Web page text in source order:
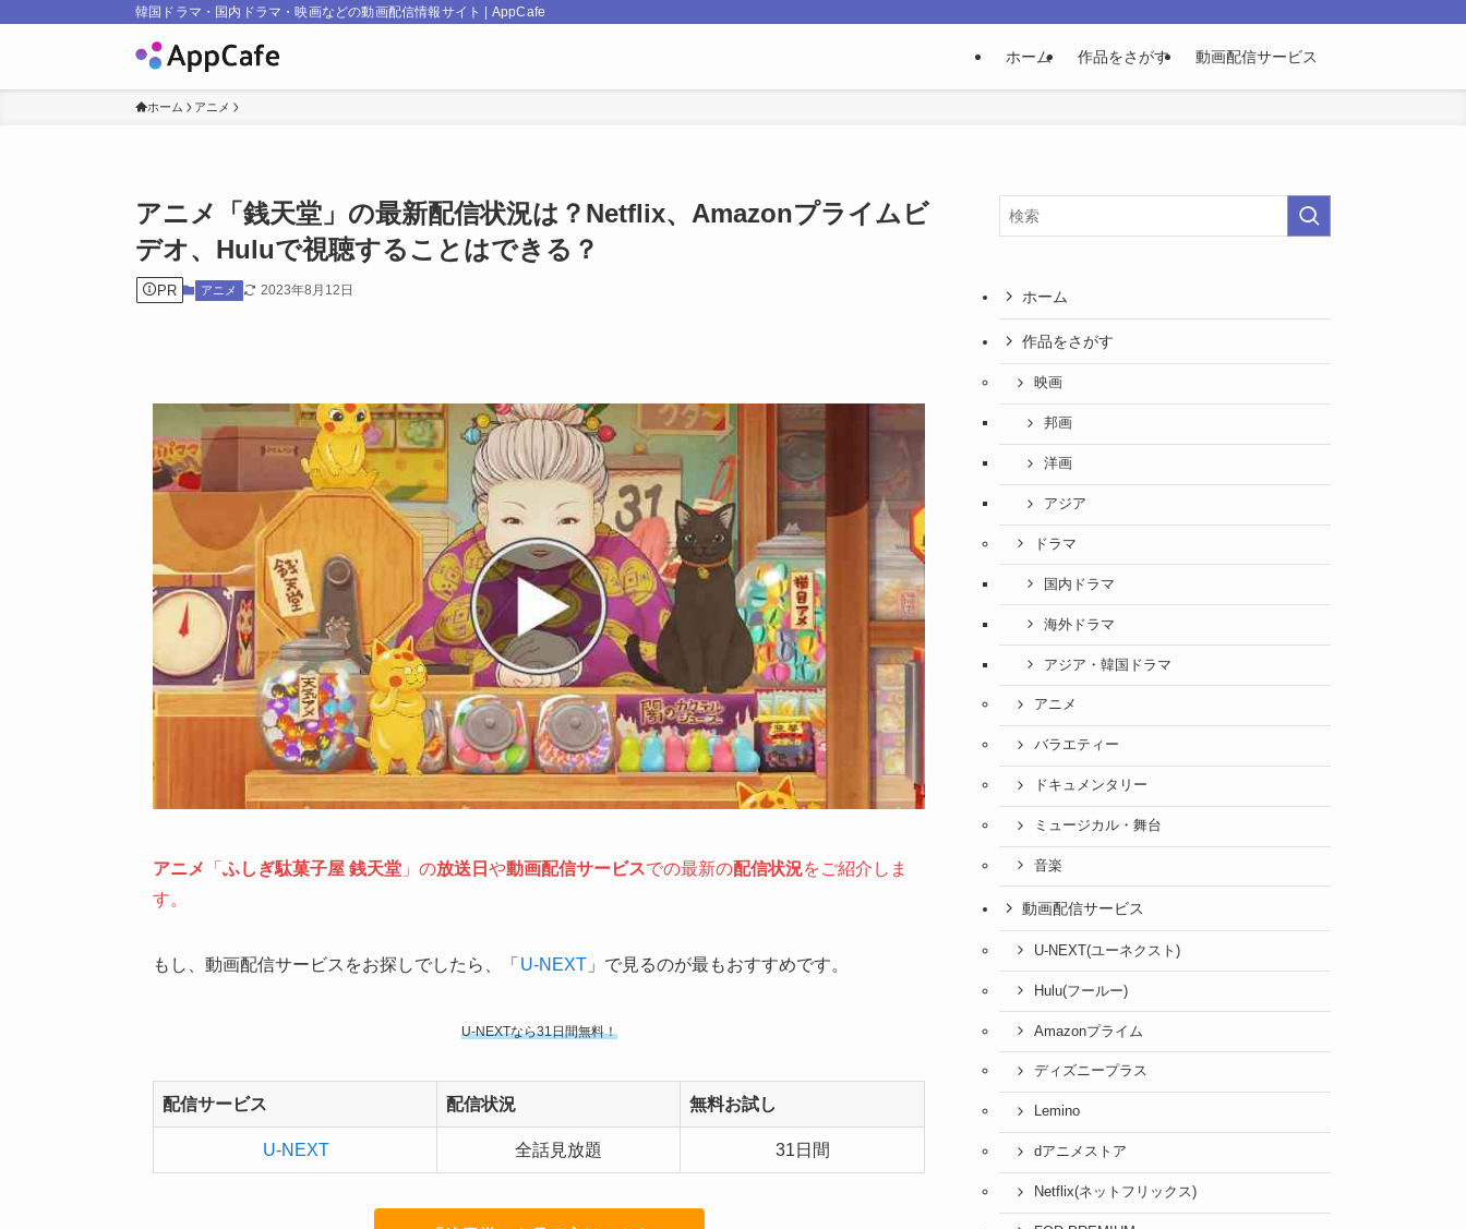
韓国ドラマ・国内ドラマ・映画などの動画配信情報サイト | AppCafe
ホーム 作品をさがす 動画配信サービス
ホーム アニメ
アニメ「銭天堂」の最新配信状況は？Netflix、Amazonプライムビ
デオ、Huluで視聴することはできる？
PR アニメ 2023年8月12日
アニメ 「 ふしぎ駄菓子屋 銭天堂 」の放送日 や動画配信サービスでの最新の配信状況をご紹介しま
す。
もし、動画配信サービスをお探しでしたら、「 U-NEXT 」で見るのが最もおすすめです。
U-NEXTなら31日間無料！
配信サービス 配信状況 無料お試し
U-NEXT 全話見放題 31日間
ホーム
作品をさがす
映画
邦画
洋画
アジア
ドラマ
国内ドラマ
海外ドラマ
アジア・韓国ドラマ
アニメ
バラエティー
ドキュメンタリー
ミュージカル・舞台
音楽
動画配信サービス
U-NEXT(ユーネクスト)
Hulu(フールー)
Amazonプライム
ディズニープラス
Lemino
dアニメストア
Netflix(ネットフリックス)